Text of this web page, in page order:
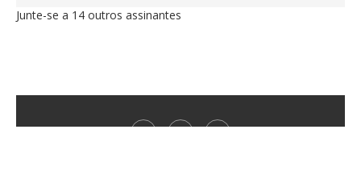
Junte-se a 14 outros assinantes